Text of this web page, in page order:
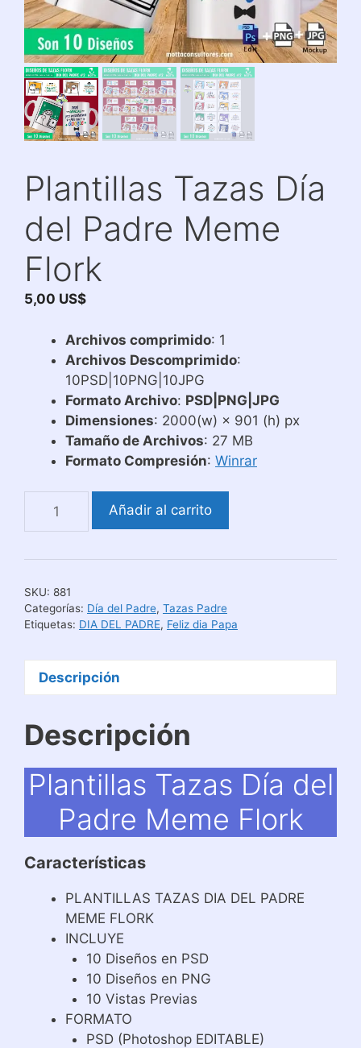
Plantillas Tazas Día
del Padre Meme
Flork
5,00 US$
Archivos comprimido: 1
Archivos Descomprimido:
10PSD|10PNG|10JPG
Formato Archivo: PSD|PNG|JPG
Dimensiones: 2000(w) × 901 (h) px
Tamaño de Archivos: 27 MB
Formato Compresión: Winrar
Tazas
del
Meme
Flork
Añadir al carrito
SKU: 881
Categorías: Día del Padre, Tazas Padre
Etiquetas: DIA DEL PADRE, Feliz dia Papa
Descripción
Descripción
Plantillas Tazas Día del
Padre Meme Flork
Características
PLANTILLAS TAZAS DIA DEL PADRE
MEME FLORK
INCLUYE
10 Diseños en PSD
10 Diseños en PNG
10 Vistas Previas
FORMATO
PSD (Photoshop EDITABLE)